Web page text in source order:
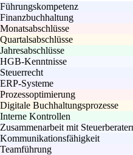
Führungskompetenz
Finanzbuchhaltung
Monatsabschlüsse
Quartalsabschlüsse
Jahresabschlüsse
HGB-Kenntnisse
Steuerrecht
ERP-Systeme
Prozessoptimierung
Digitale Buchhaltungsprozesse
Interne Kontrollen
Zusammenarbeit mit
Kommunikationsfähigkeit
Teamführung